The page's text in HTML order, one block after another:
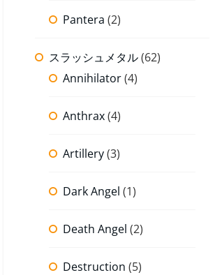
Pantera (2)
スラッシュメタル(62)
Annihilator(4)
Anthrax(4)
Artillery(3)
Dark Angel (1)
Death Angel (2)
Destruction (5)